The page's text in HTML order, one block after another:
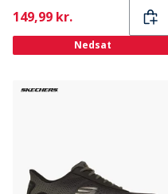
Current
149,99 kr.
Nedsat